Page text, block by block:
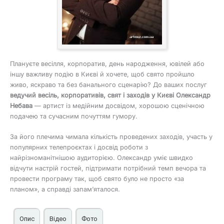
Плануєте весілля, корпоратив, день народження, ювілей або
іншу важливу подію в Києві й хочете, щоб свято пройшло
живо, яскраво та без банального сценарію? До ваших послуг
ведучий весіль, корпоративів, свят і заходів у Києві Олександр
Небава — артист із медійним досвідом, хорошою сценічною
подачею та сучасним почуттям гумору.
За його плечима чимала кількість проведених заходів, участь у
популярних телепроєктах і досвід роботи з
найрізноманітнішою аудиторією. Олександр уміє швидко
відчути настрій гостей, підтримати потрібний темп вечора та
провести програму так, щоб свято було не просто «за
планом», а справді запам’яталося.
Опис Відео Фото